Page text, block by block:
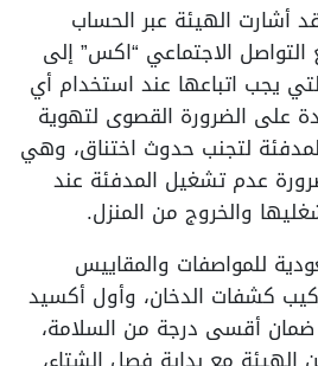
أشارت الهيئة عبر الحساب
الاجتماعي “اكس” إلى
يجب اتباعها عند استخدام أي
على الضرورة القصوى لتهوية
لتجنب حدوث اختناق، وهي
عدم تشغيل المدفئة عند
والخروج من المنزل.
للمواصفات والمقاييس
كشفات الدخان، وأول أكسيد
ضمان أقسى درجة من السلامة،